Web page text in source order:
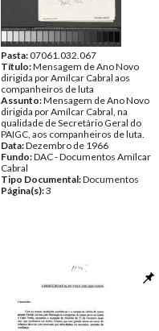
Pasta:07061.032.067
Título:Mensagem de Ano Novo
dirigida por Amílcar Cabral aos
companheiros de luta
Assunto:Mensagem de Ano Novo
dirigida por Amílcar Cabral, na
qualidade de Secretário Geral do
PAIGC, aos companheiros de luta.
Data:Dezembro de 1966
Fundo:DAC - Documentos Amílcar
Cabral
Tipo Documental:Documentos
Página(s):3